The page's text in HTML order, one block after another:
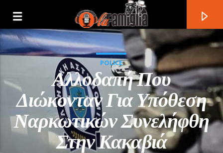
POLICE
Αλλοδαπή Που
Διώκονταν Για Υπόθεση
Ναρκωτικών Συνελήφθη
Στην Κακαβιά